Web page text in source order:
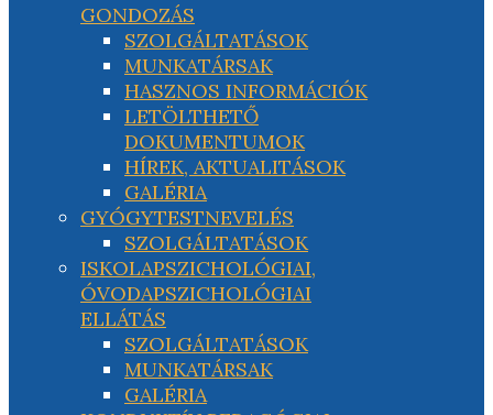
GONDOZÁS
SZOLGÁLTATÁSOK
MUNKATÁRSAK
HASZNOS INFORMÁCIÓK
LETÖLTHETŐ
DOKUMENTUMOK
HÍREK, AKTUALITÁSOK
GALÉRIA
GYÓGYTESTNEVELÉS
SZOLGÁLTATÁSOK
ISKOLAPSZICHOLÓGIAI,
ÓVODAPSZICHOLÓGIAI
ELLÁTÁS
SZOLGÁLTATÁSOK
MUNKATÁRSAK
GALÉRIA